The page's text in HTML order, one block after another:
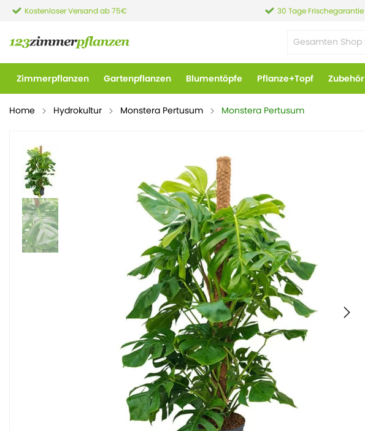
Kostenloser Versand ab 75€ 30 Tage Frischegarantie
Zimmerpflanzen Gartenpflanzen Blumentöpfe Pflanze+Topf Zubehör
Home Hydrokultur Monstera Pertusum Monstera Pertusum